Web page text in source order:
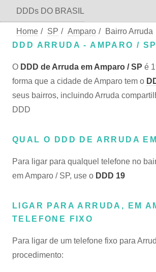
DDDs DO BRASIL
Home / SP / Amparo /
Bairro Arruda
DDD ARRUDA - AMPARO / SP
O DDD de Arruda em Amparo / SP é
forma que a cidade de Amparo tem o
seus bairros, incluindo Arruda
DDD
QUAL O DDD DE ARRUDA
Para ligar para qualquel telefone no
em Amparo / SP, use o DDD 19
LIGAR PARA ARRUDA, EM
TELEFONE FIXO
Para ligar de um telefone fixo para
procedimento: